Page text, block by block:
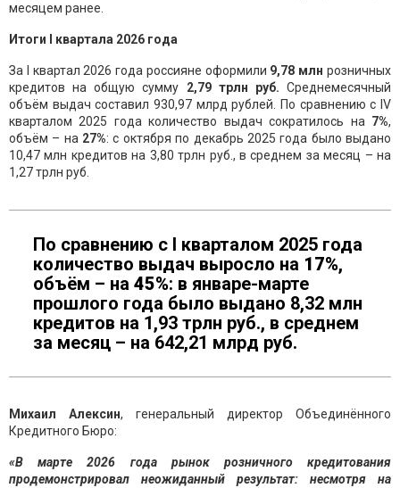
месяцем ранее.
Итоги квартала 2026 года
За I квартал 2026 года россияне оформили 9,78 млнрозничных
кредитов на общую сумму 2,79 трлн руб.Среднемесячный
объём выдач составил 930,97 млрд рублей. По сравнению с IV
кварталом 2025 года количество выдач сократилось на 7%,
объём – на 27%: с октября по декабрь 2025 года было выдано
10,47 млн кредитов на 3,80 трлн руб., в среднем за месяц – на
1,27 трлн руб.
По сравнению с I кварталом 2025 года
количество выдач выросло на 17%,
объём – на 45%: в январе-марте
прошлого года было выдано 8,32 млн
кредитов на 1,93 трлн руб., в среднем
за месяц – на 642,21 млрд руб.
Михаил Алексин, генеральный директор Объединённого
Кредитного Бюро:
«В марте 2026 года рынок розничного кредитования
продемонстрировал неожиданный результат: несмотря на